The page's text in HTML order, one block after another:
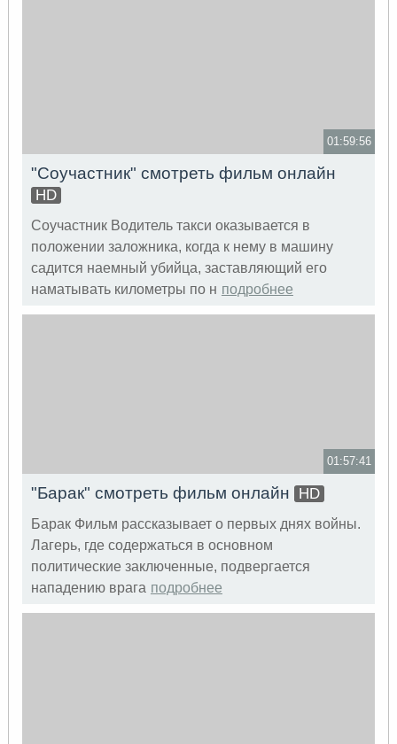
01:59:56
"Соучастник" смотреть фильм онлайн
HD
Соучастник Водитель такси оказывается в
положении заложника, когда к нему в машину
садится наемный убийца, заставляющий его
наматывать километры по н подробнее
01:57:41
"Барак" смотреть фильм онлайн HD
Барак Фильм рассказывает о первых днях войны.
Лагерь, где содержаться в основном
политические заключенные, подвергается
нападению врага подробнее